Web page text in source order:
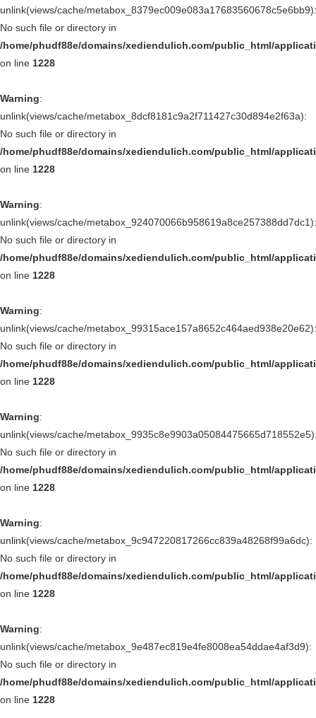
unlink(views/cache/metabox_8379ec009e083a17683560678c5e6bb9):
No such file or directory in
/home/phudf88e/domains/xediendulich.com/public_html/
on line 1228
Warning:
unlink(views/cache/metabox_8dcf8181c9a2f711427c30d894e2f63a):
No such file or directory in
/home/phudf88e/domains/xediendulich.com/public_html/
on line 1228
Warning:
unlink(views/cache/metabox_924070066b958619a8ce257388dd7dc1):
No such file or directory in
/home/phudf88e/domains/xediendulich.com/public_html/
on line 1228
Warning:
unlink(views/cache/metabox_99315ace157a8652c464aed938e20e62):
No such file or directory in
/home/phudf88e/domains/xediendulich.com/public_html/
on line 1228
Warning:
unlink(views/cache/
No such file or directory in
/home/phudf88e/domains/xediendulich.com/public_html/
on line 1228
Warning:
unlink(views/cache/metabox_9c947220817266cc839a48268f99a6dc):
No such file or directory in
/home/phudf88e/domains/xediendulich.com/public_html/
on line 1228
Warning:
unlink(views/cache/metabox_9e487ec819e4fe8008ea54ddae4af3d9):
No such file or directory in
/home/phudf88e/domains/xediendulich.com/public_html/
on line 1228